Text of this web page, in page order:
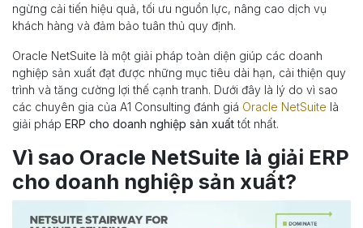
ngừng cải tiến hiệu quả, tối ưu nguồn lực, nâng cao dịch vụ
khách hàng và đảm bảo tuân thủ quy định.
Oracle NetSuite là một giải pháp toàn diện giúp các doanh
nghiệp sản xuất đạt được những mục tiêu dài hạn, cải thiện quy
trình và tăng cường lợi thế cạnh tranh. Dưới đây là lý do vì sao
các chuyên gia của A1 Consulting đánh giá Oracle NetSuite là
giải pháp ERP cho doanh nghiệp sản xuất tốt nhất.
Vì sao Oracle NetSuite là giải ERP
cho doanh nghiệp sản xuất?